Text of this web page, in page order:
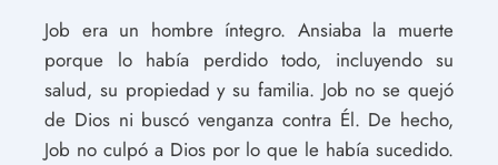
Job era un hombre íntegro. Ansiaba la muerte
porque lo había perdido todo, incluyendo su
salud, su propiedad y su familia. Job no se quejó
de Dios ni buscó venganza contra Él. De hecho,
Job no culpó a Dios por lo que le había sucedido.